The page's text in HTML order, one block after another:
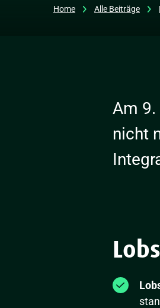
Home Alle Beiträge
Am 9.
nicht